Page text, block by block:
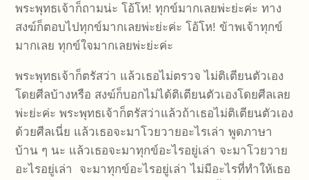
พระพุทธเจ้าก็ถามน่ะ โอ้โห! ทุกข์มากเลยพ่ะย่ะค่ะ ทาง
สงฆ์ก็ตอบไปทุกข์มากเลยพ่ะย่ะค่ะ โอ้โห! ข้าพเจ้าทุกข์
มากเลย ทุกข์ใจมากเลยพ่ะย่ะค่ะ
พระพุทธเจ้าก็ตรัสว่า แล้วเธอไม่ตรวจ ไม่ติเตียนตัวเอง
โดยศีลบ้างหรือ สงฆ์ก็บอกไม่ได้ติเตียนตัวเองโดยศีลเลย
พ่ะย่ะค่ะ พระพุทธเจ้าก็ตรัสว่าแล้วถ้าเธอไม่ติเตียนตัวเอง
ด้วยศีลเนี่ย แล้วเธอจะมาโวยวายอะไรเล่า พูดภาษา
บ้าน ๆ นะ แล้วเธอจะมาทุกข์อะไรอยู่เล่า จะมาโวยวาย
อะไรอยู่เล่า จะมาทุกข์อะไรอยู่เล่า ไม่มีอะไรที่ทำให้เธอ